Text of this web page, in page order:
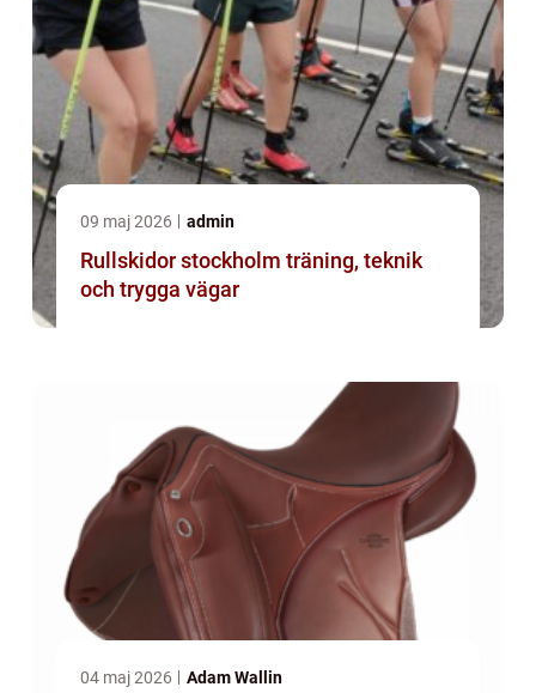
09 maj 2026 admin
Rullskidor stockholm träning, teknik
och trygga vägar
04 maj 2026 Adam Wallin